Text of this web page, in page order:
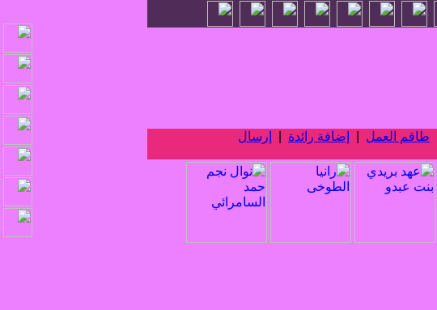
طاقم العمل إضافة رائدة
إرسال